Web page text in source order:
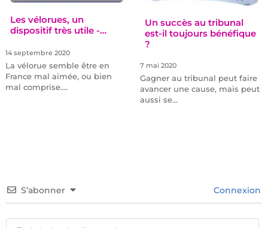
Les vélorues, un
dispositif très utile -…
14 septembre 2020
La vélorue semble être en
France mal aimée, ou bien
mal comprise.…
Un succès au tribunal
est-il toujours bénéfique
?
7 mai 2020
Gagner au tribunal peut faire
avancer une cause, mais peut
aussi se…
S’abonner Connexion